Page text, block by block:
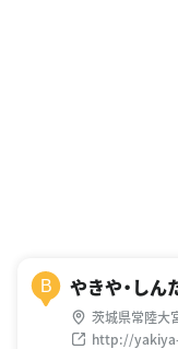
B やきや・しん
茨城県常陸大
http://